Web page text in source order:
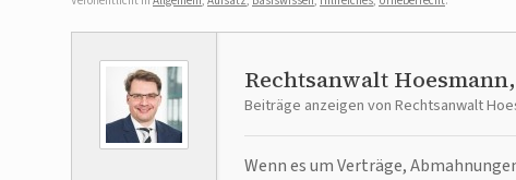
Rechtsanwalt
Beiträge anzeigen von Rechtsanwalt
Wenn es um Verträge,